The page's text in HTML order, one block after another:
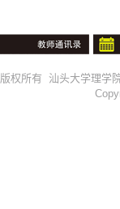
版权所有 汕头大学理学